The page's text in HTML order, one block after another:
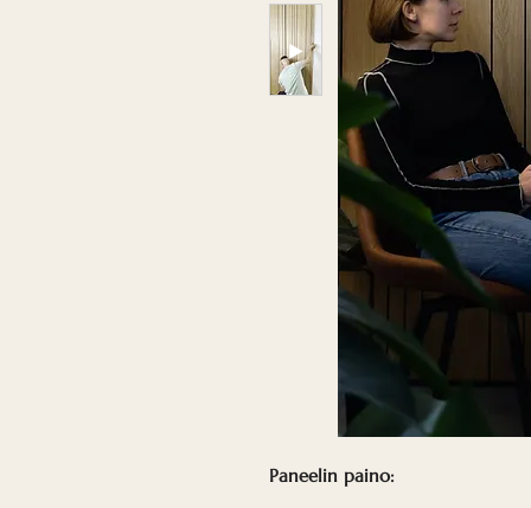
Paneelin paino: